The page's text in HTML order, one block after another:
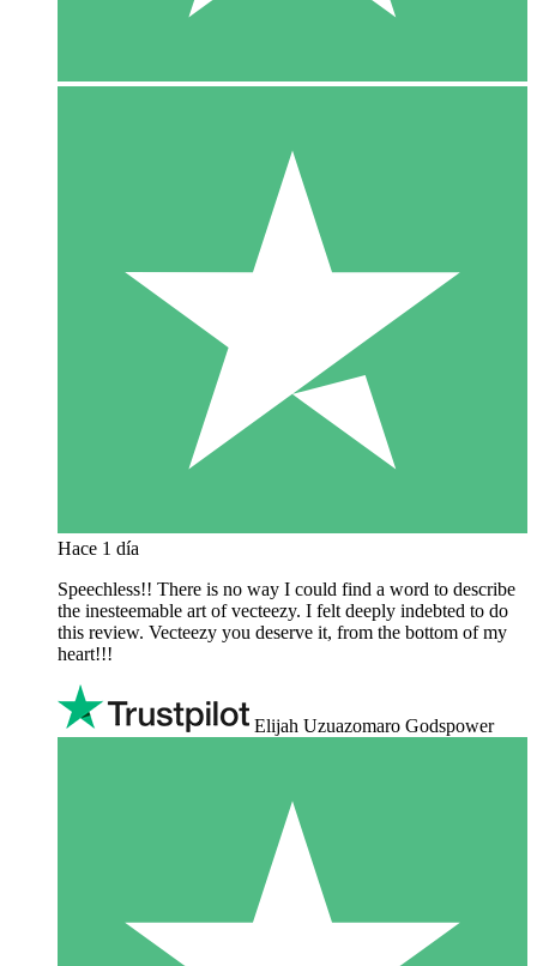
Hace 1 día
Speechless!! There is no way I could find a word to describe
the inesteemable art of vecteezy. I felt deeply indebted to do
this review. Vecteezy you deserve it, from the bottom of my
heart!!!
Elijah Uzuazomaro Godspower